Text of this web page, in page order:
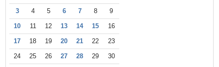
3 4 5 6 7 8 9
10 11 12 13 14 15 16
17 18 19 20 21 22 23
24 25 26 27 28 29 30